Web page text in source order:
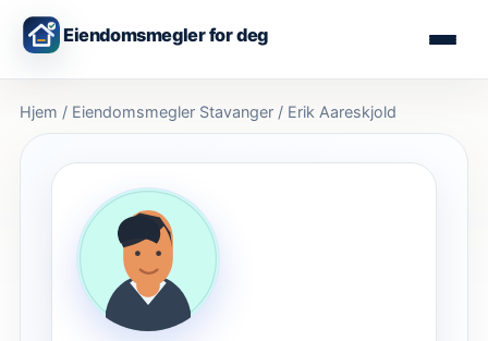
Eiendomsmegler for deg
Hjem / Eiendomsmegler Stavanger / Erik Aareskjold